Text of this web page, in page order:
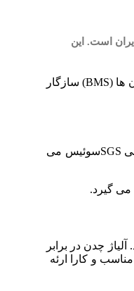
گزینه‌های موجود در بازار ایران است. این
انتخابی مطمئن و کارا،جهت گرمایش مرکزی ساختمان ها و تولید آب گرم بهداشتی است. این دیگ ها با سیستم( مدیریت انرژی ساختمان ها (BMS) سازگار
بویلر سوپر ۴۰۰ شـرکت صـنعتی شـوفاژکار داراي اسـتانداردهاي اجباري ۴۴۷۲ و ۴۴۷۳ گواهی استاندارد CE اروپا و همچنین گواهی نامه مدیریت کیفیت ۲۰۱۵ : ۹۰۰۱ iso ازکمپانی SGSسوئیس می
چدن در برابر
و کارا ارئه